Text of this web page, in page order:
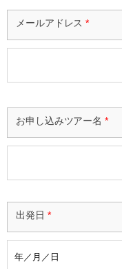
メールアドレス*
お申し込みツアー名 *
出発日 *